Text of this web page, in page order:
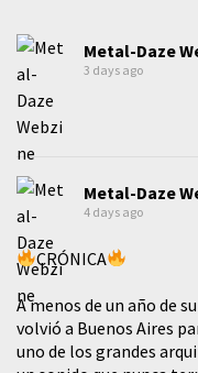
Metal-Daze
3 days ago
Metal-Daze
4 days ago
CRÓNICA
A menos de un año de
volvió a Buenos Aires
uno de los grandes